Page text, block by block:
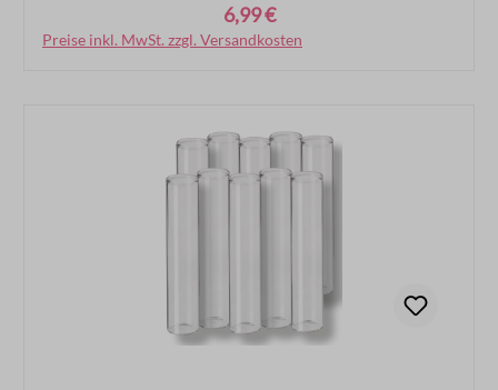
6,99 €
Preise inkl. MwSt. zzgl. Versandkosten
In den Warenkorb